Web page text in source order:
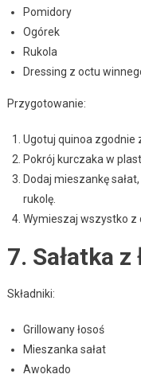
Pomidory
Ogórek
Rukola
Dressing z octu
Przygotowanie:
Ugotuj quinoa zgodnie
Pokrój kurczaka w
Dodaj mieszankę
rukolę.
Wymieszaj wszystko z
7. Sałatka
Składniki:
Grillowany łosoś
Mieszanka sałat
Awokado